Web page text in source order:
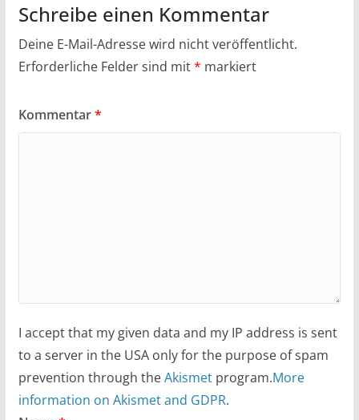
Schreibe einen Kommentar
Deine E-Mail-Adresse wird nicht veröffentlicht.
Erforderliche Felder sind mit* markiert
Kommentar*
I accept that my given data and my IP address is sent
to a server in the USA only for the purpose of spam
prevention through theAkismetprogram.More
information on Akismet and GDPR.